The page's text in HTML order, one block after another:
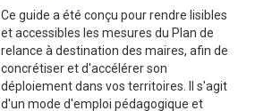
Ce guide a été conçu pour rendre lisibles
et accessibles les mesures du Plan de
relance à destination des maires, afin de
concrétiser et d'accélérer son
déploiement dans vos territoires. Il s'agit
d'un mode d'emploi pédagogique et